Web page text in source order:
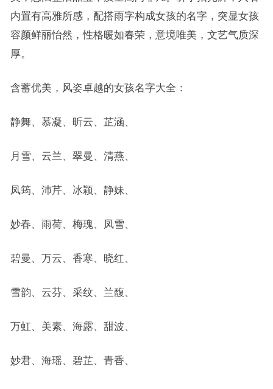
内置有高雅所感，配搭雨字构成女孩的名字，突显女孩
容颜鲜丽怡然，性格暖如春荣，意境唯美，文艺气质深
厚。
含蓄优美，风姿卓越的女孩名字大全：
静舞、慕凝、昕云、芷涵、
月雪、云兰、翠曼、清燕、
凤筠、沛芹、冰颖、静妹、
妙春、雨荷、梅瑰、凤雪、
碧曼、万云、香寒、晓红、
雪韵、云芬、采纹、兰馥、
万虹、美素、海露、甜波、
妙君、海瑶、碧芷、青香、